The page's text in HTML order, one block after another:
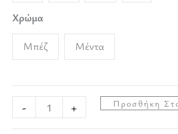
Χρώμα
Μπέζ Μέντα
- + Προσθήκη